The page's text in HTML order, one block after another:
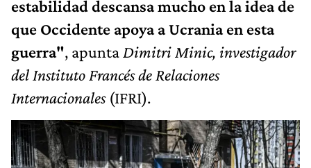
estabilidad descansa mucho en la idea de
que Occidente apoya a Ucrania en esta
guerra", apunta Dimitri Minic, investigador
del Instituto Francés de Relaciones
Internacionales(IFRI).